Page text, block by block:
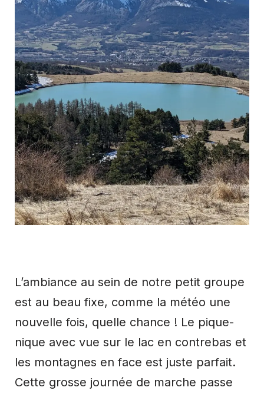
L’ambiance au sein de notre petit groupe
est au beau fixe, comme la météo une
nouvelle fois, quelle chance ! Le pique-
nique avec vue sur le lac en contrebas et
les montagnes en face est juste parfait.
Cette grosse journée de marche passe